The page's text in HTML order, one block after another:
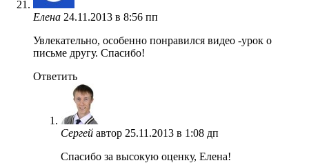
Елена 24.11.2013 в 8:56 пп
Увлекательно, особенно понравился видео -урок о
письме другу. Спасибо!
Ответить
Сергей автор 25.11.2013 в 1:08 дп
Спасибо за высокую оценку, Елена!